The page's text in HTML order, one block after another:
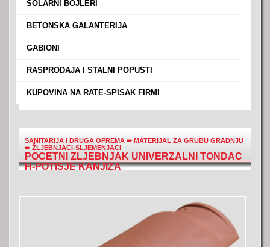
SOLARNI BOJLERI
BETONSKA GALANTERIJA
GABIONI
RASPRODAJA I STALNI POPUSTI
KUPOVINA NA RATE-SPISAK FIRMI
SANITARIJA I DRUGA OPREMA ➨MATERIJAL ZA GRUBU GRADNJU
➨ŽLJEBNJACI-SLJEMENJACI
POCETNI ZLJEBNJAK UNIVERZALNI TONDAC
H-POTISJE KANJIZA